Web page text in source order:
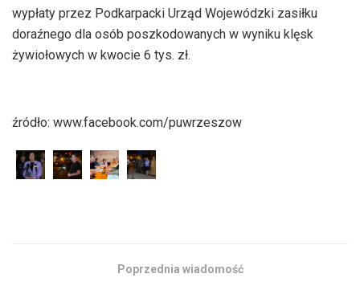
wypłaty przez Podkarpacki Urząd Wojewódzki zasiłku
doraźnego dla osób poszkodowanych w wyniku klęsk
żywiołowych w kwocie 6 tys. zł.
źródło: www.facebook.com/puwrzeszow
Poprzednia wiadomość